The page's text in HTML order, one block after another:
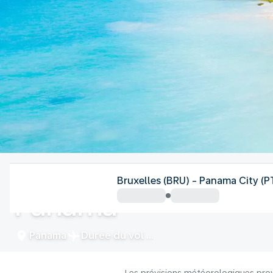
Panama
Panama Durée du vol
Bruxelles (BRU) - Panama City